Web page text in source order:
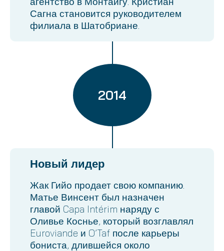
Сагна становится руководителем
филиала в Шатобриане.
Новый лидер
Жак Гийо продает свою компанию.
Матье Винсент был назначен
главой Capa Intérim наряду с
Оливье Коснье, который возглавлял
Euroviande и O’Taf после карьеры
бониста, длившейся около
2014